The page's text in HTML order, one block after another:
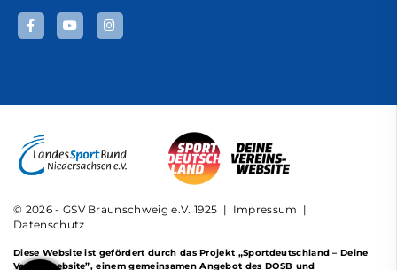
© 2026 - GSV Braunschweig e.V. 1925 | Impressum
Datenschutz
Diese Website ist gefördert durch das Projekt „Sportdeutschland – Deine
Vereinswebsite”, einem gemeinsamen Angebot des DOSB und